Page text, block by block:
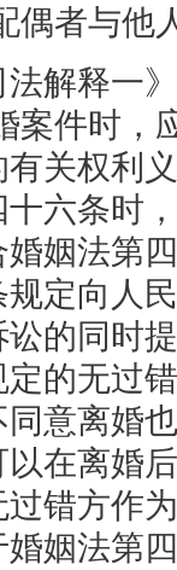
偶者与他
解释一》
案件时，
关权利
六条时
法第四
定向人
讼的同
的无过
意离婚
在离婚
方作为
姻法第